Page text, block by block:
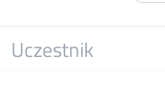
Uczestnik